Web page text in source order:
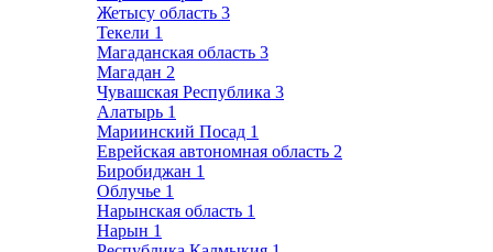
Жетысу область 3
Текели 1
Магаданская область 3
Магадан 2
Чувашская Республика 3
Алатырь 1
Мариинский Посад 1
Еврейская автономная область 2
Биробиджан 1
Облучье 1
Нарынская область 1
Нарын 1